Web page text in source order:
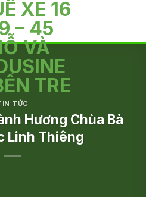
TỨC
Hương Chùa Bà
Linh Thiêng